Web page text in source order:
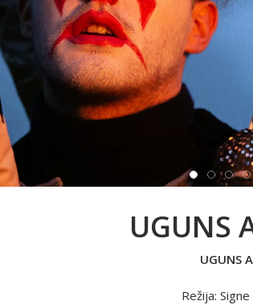
UGUNS
UGUNS
Režija: